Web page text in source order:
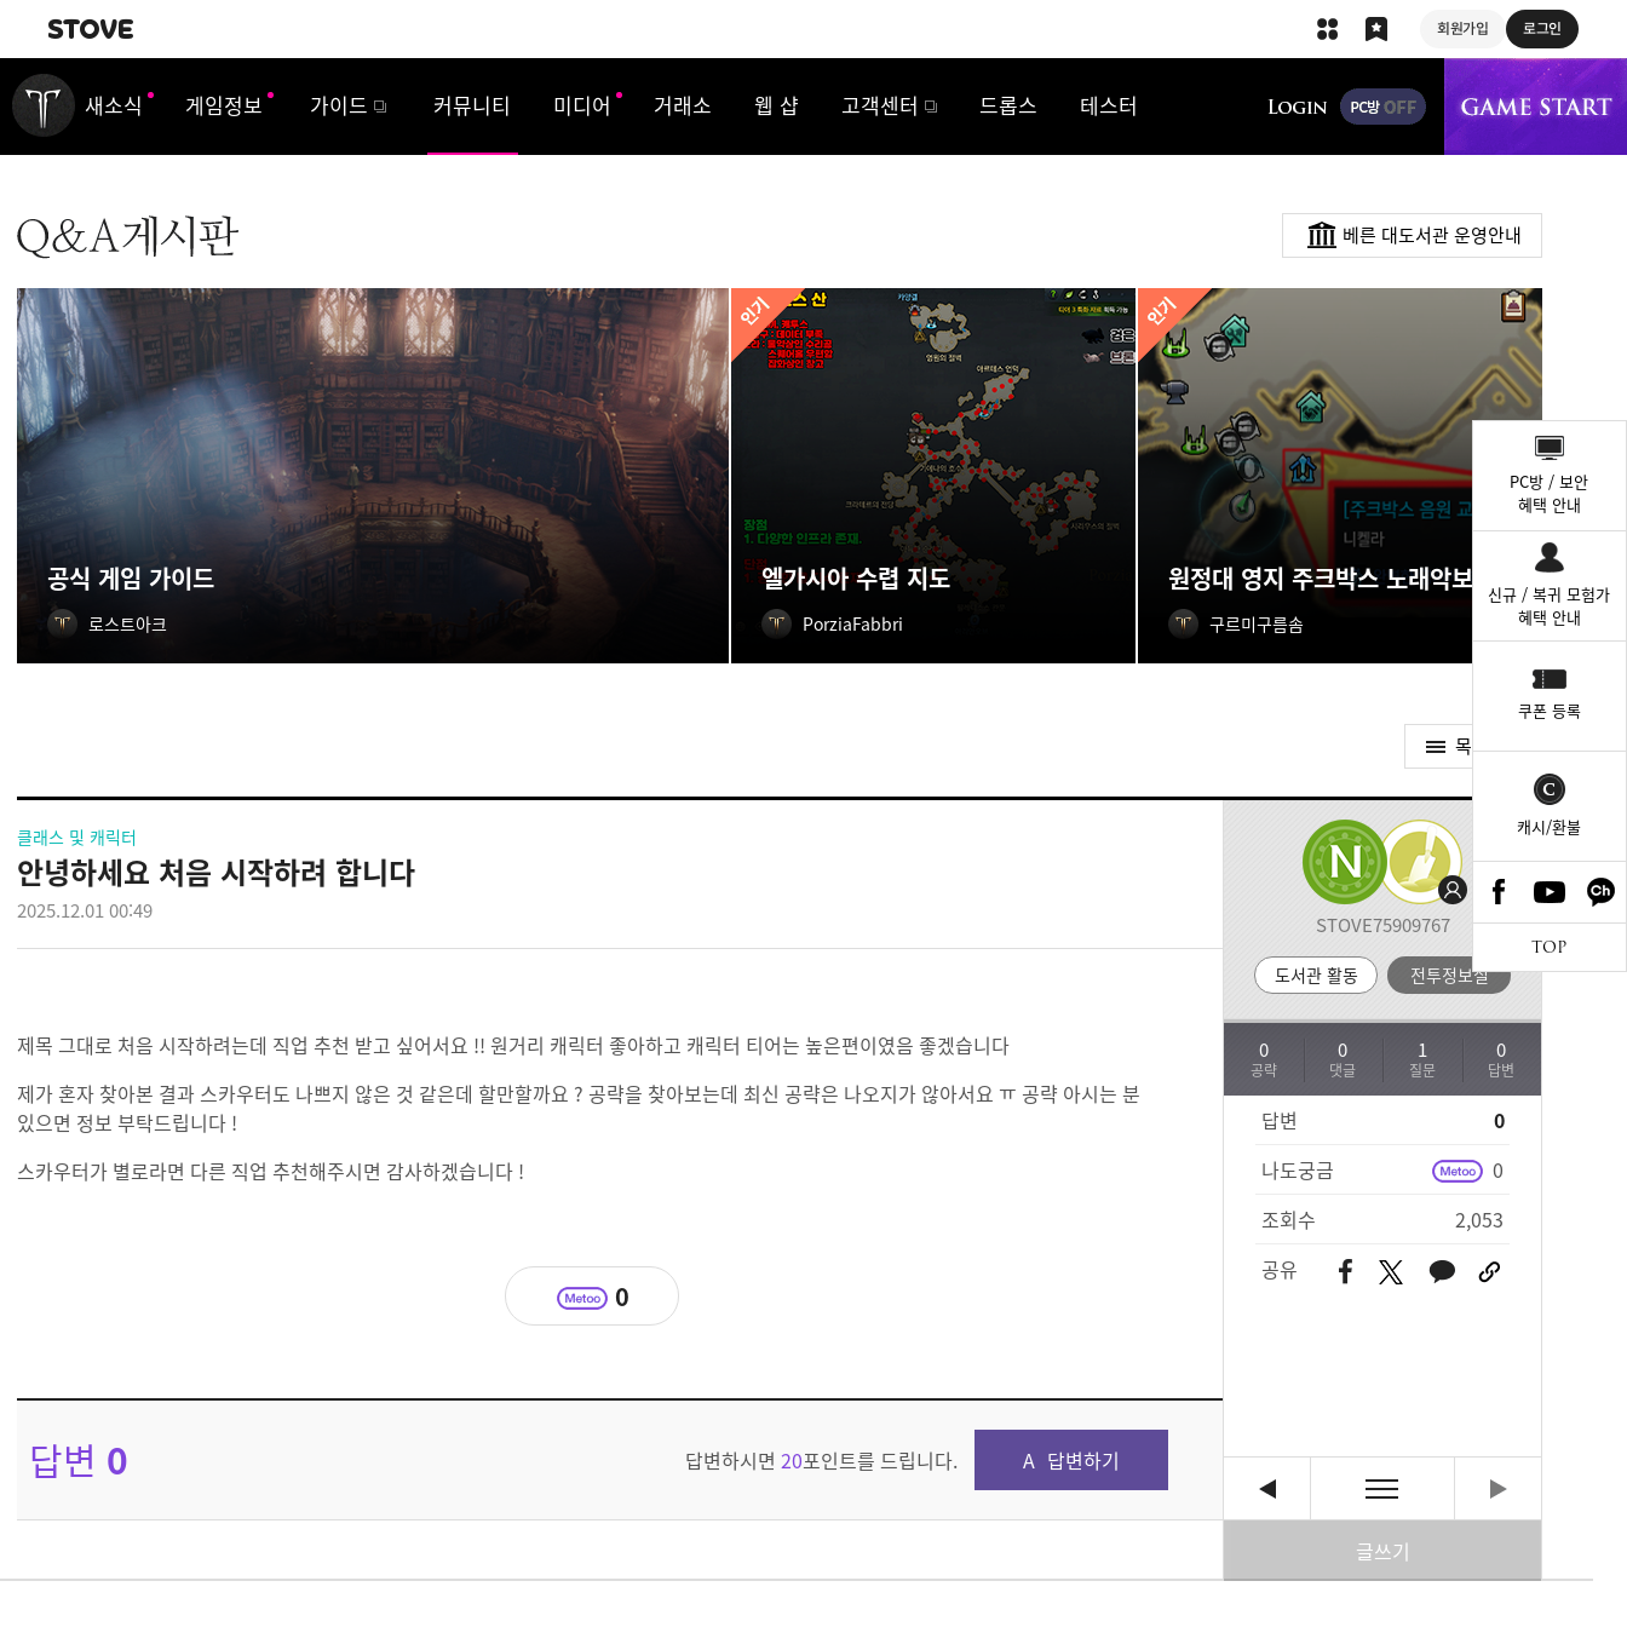
회원가입 로그인
내비게이션
새소식 게임정보 가이드 커뮤니티 미디어 거래소 웹 샵 고객센터 드롭스 테스터
베른 대도서관 운영안내
공식 게임 가이드
로스트아크
엘가시아 수렵 지도
PorziaFabbri
원정대 영지 주크박스 노래악보 획득처
구르미구름솜
목록가기
클래스 및 캐릭터
안녕하세요 처음 시작하려 합니다
2025.12.01 00:49
STOVE75909767
도서관 활동 전투정보실
공략
0
댓글
0
질문
1
답변
0
답변
0
나도궁금
0
조회수
2,053
공유
글쓰기
제목 그대로 처음 시작하려는데 직업 추천 받고 싶어서요 !! 원거리 캐릭터 좋아하고 캐릭터 티어는 높은편이였음 좋겠습니다
제가 혼자 찾아본 결과 스카우터도 나쁘지 않은 것 같은데 할만할까요 ? 공략을 찾아보는데 최신 공략은 나오지가 않아서요 ㅠ 공략 아시는 분
있으면 정보 부탁드립니다 !
스카우터가 별로라면 다른 직업 추천해주시면 감사하겠습니다 !
0
답변 0 답변하시면 20포인트를 드립니다. 답변하기
PC방 / 보안
혜택 안내
신규 / 복귀 모험가
혜택 안내
쿠폰 등록
캐시/환불
TOP